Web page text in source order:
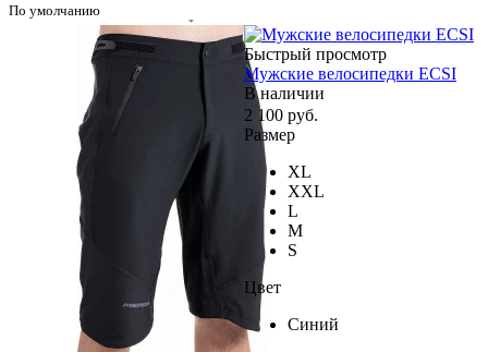
По умолчанию
Быстрый просмотр
Мужские велосипедки ECSI
В наличии
2 100 руб.
Размер
XL
XXL
L
M
S
Цвет
Синий